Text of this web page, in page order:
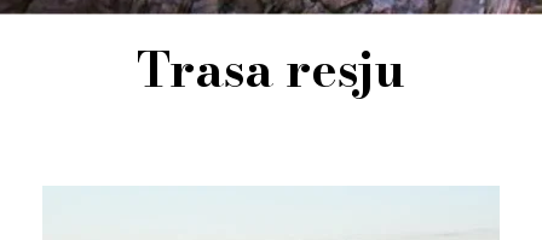
Trasa resju